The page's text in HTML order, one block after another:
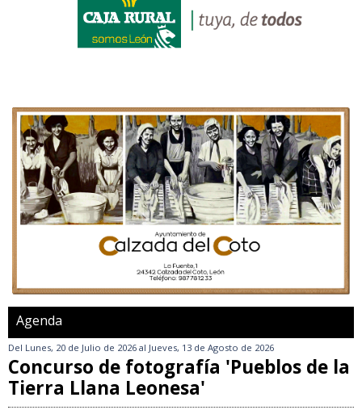
Agenda
Del Lunes, 20 de Julio de 2026 al Jueves, 13 de Agosto de 2026
Concurso de fotografía 'Pueblos de la
Tierra Llana Leonesa'